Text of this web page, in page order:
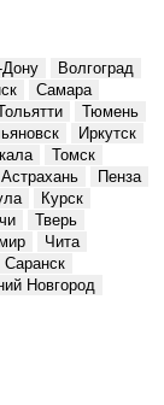
Дону
Волгоград
Самара
Тюмень
Иркутск
Томск
Астрахань
Пенза
Курск
Тверь
Чита
Саранск
Новгород